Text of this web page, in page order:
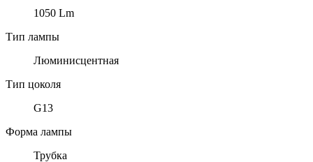
1050 Lm
Тип лампы
Люминисцентная
Тип цоколя
G13
Форма лампы
Трубка